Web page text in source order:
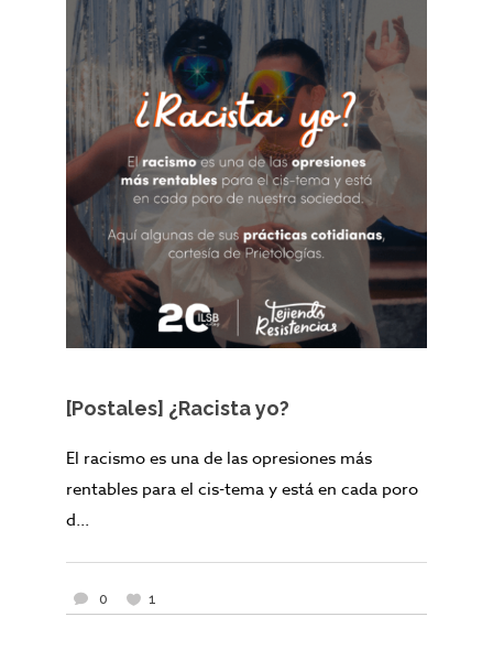
[Postales] ¿Racista yo?
El racismo es una de las opresiones más
rentables para el cis-tema y está en cada poro
d...
0 1